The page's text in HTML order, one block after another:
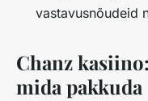
vastavusnõudeid
Chanz
mida pakkuda